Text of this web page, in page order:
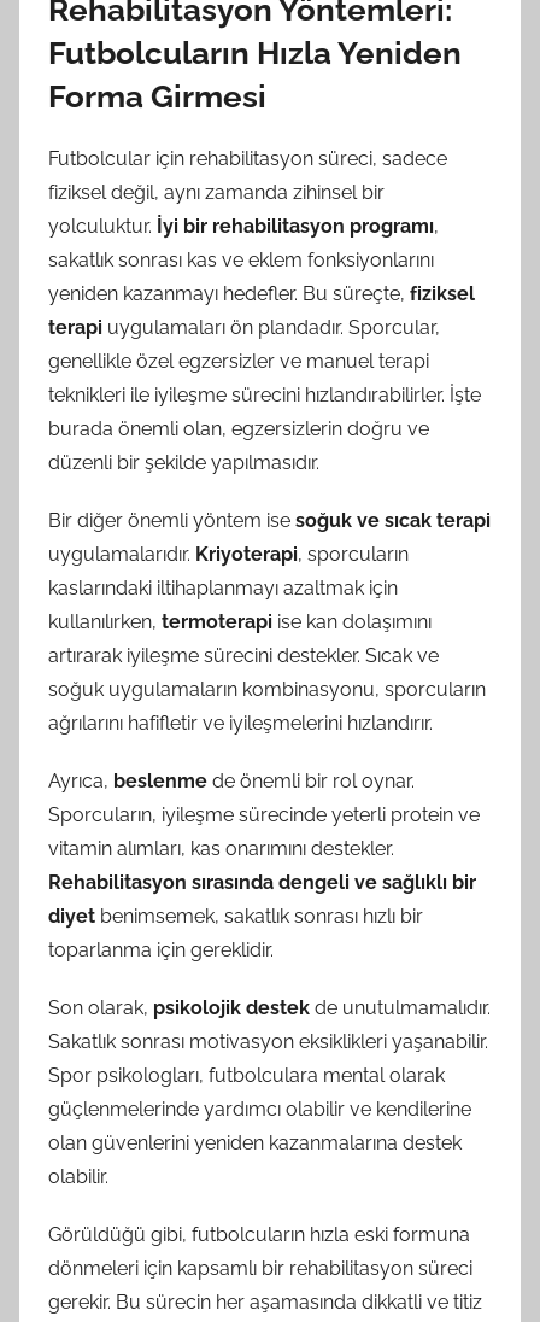
Rehabilitasyon Yöntemleri:
Futbolcuların Hızla Yeniden
Forma Girmesi
Futbolcular için rehabilitasyon süreci, sadece
fiziksel değil, aynı zamanda zihinsel bir
yolculuktur. İyi bir rehabilitasyon programı,
sakatlık sonrası kas ve eklem fonksiyonlarını
yeniden kazanmayı hedefler. Bu süreçte, fiziksel
terapi uygulamaları ön plandadır. Sporcular,
genellikle özel egzersizler ve manuel terapi
teknikleri ile iyileşme sürecini hızlandırabilirler. İşte
burada önemli olan, egzersizlerin doğru ve
düzenli bir şekilde yapılmasıdır.
Bir diğer önemli yöntem ise soğuk ve sıcak terapi
uygulamalarıdır. Kriyoterapi, sporcuların
kaslarındaki iltihaplanmayı azaltmak için
kullanılırken, termoterapi ise kan dolaşımını
artırarak iyileşme sürecini destekler. Sıcak ve
soğuk uygulamaların kombinasyonu, sporcuların
ağrılarını hafifletir ve iyileşmelerini hızlandırır.
Ayrıca, beslenme de önemli bir rol oynar.
Sporcuların, iyileşme sürecinde yeterli protein ve
vitamin alımları, kas onarımını destekler.
Rehabilitasyon sırasında dengeli ve sağlıklı bir
diyet benimsemek, sakatlık sonrası hızlı bir
toparlanma için gereklidir.
Son olarak, psikolojik destek de unutulmamalıdır.
Sakatlık sonrası motivasyon eksiklikleri yaşanabilir.
Spor psikologları, futbolculara mental olarak
güçlenmelerinde yardımcı olabilir ve kendilerine
olan güvenlerini yeniden kazanmalarına destek
olabilir.
Görüldüğü gibi, futbolcuların hızla eski formuna
dönmeleri için kapsamlı bir rehabilitasyon süreci
gerekir. Bu sürecin her aşamasında dikkatli ve titiz